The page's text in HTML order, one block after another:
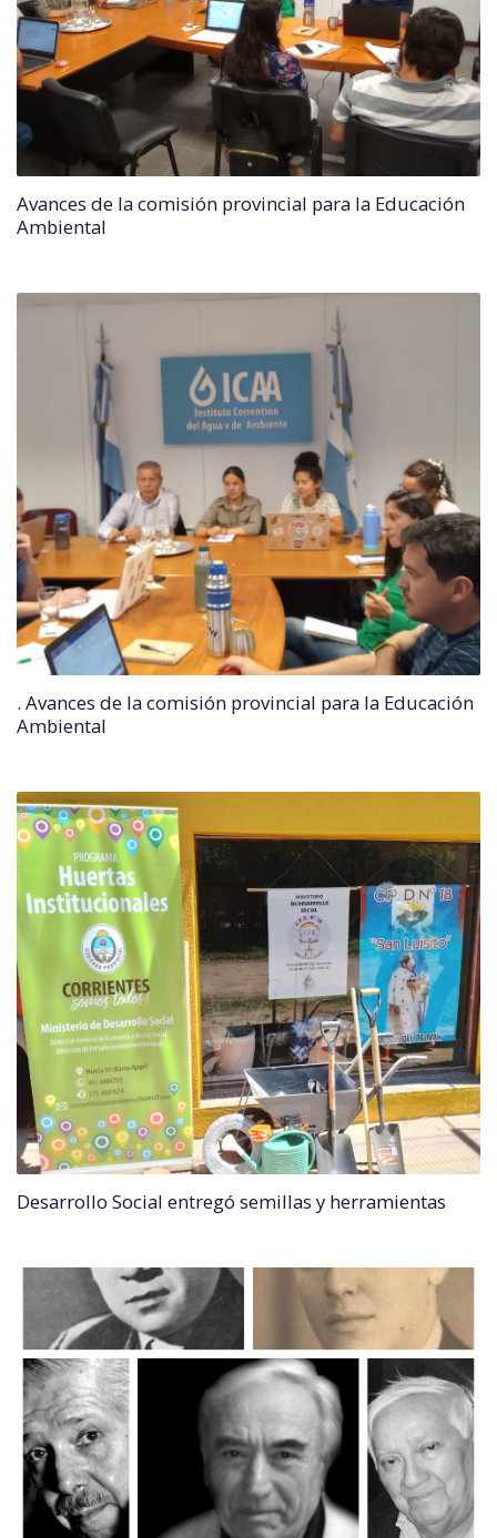
Avances de la comisión provincial para la Educación
Ambiental
. Avances de la comisión provincial para la Educación
Ambiental
Desarrollo Social entregó semillas y herramientas